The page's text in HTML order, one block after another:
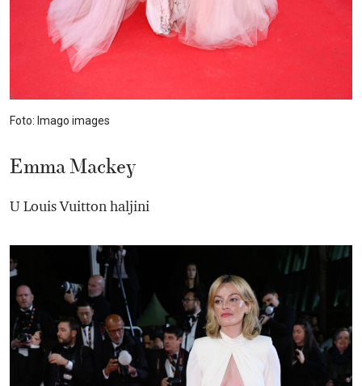
Foto: Imago images
Emma Mackey
U Louis Vuitton haljini